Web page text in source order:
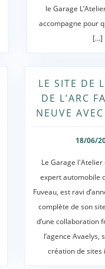
le Garage
accompagne pour
[...]
LE SITE DE
DE L’ARC
NEUVE
18/06/
Le Garage
expert automobile
Fuveau, est ravi
complète de son
d’une collaboration
l’agence Avaelys,
création de sites